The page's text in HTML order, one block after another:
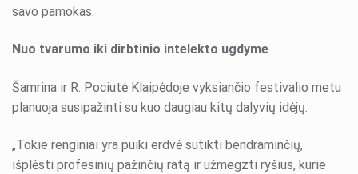
savo pamokas.
Nuo tvarumo iki dirbtinio intelekto ugdyme
Šamrina ir R. Pociutė Klaipėdoje vyksiančio festivalio metu
planuoja susipažinti su kuo daugiau kitų dalyvių idėjų.
„Tokie renginiai yra puiki erdvė sutikti bendraminčių,
išplėsti profesinių pažinčių ratą ir užmegzti ryšius, kurie